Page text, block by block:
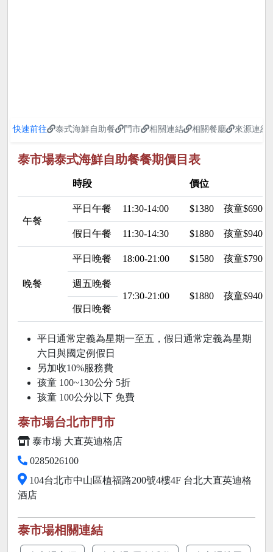
快速前往 泰式海鮮自助餐 門市 相關連結 相關餐廳 來源連結
泰市場泰式海鮮自助餐餐期價目表
時段 價位
午餐
平日午餐 11:30-14:00 $1380 孩童$690
假日午餐 11:30-14:30 $1880 孩童$940
晚餐
平日晚餐 18:00-21:00 $1580 孩童$790
週五晚餐
17:30-21:00
$1880
孩童$940
假日晚餐
平日通常定義為星期一至五，假日通常定義為星期
六日與國定例假日
另加收10%服務費
孩童 100~130公分 5折
孩童 100公分以下 免費
泰市場台北市門市
泰市場 大直英迪格店
0285026100
104台北市中山區植福路200號4樓4F 台北大直英迪格
酒店
泰市場相關連結